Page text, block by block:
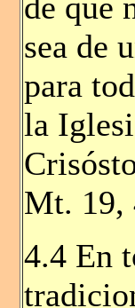
sea de
para
la
Mt. 19,
4.4 En